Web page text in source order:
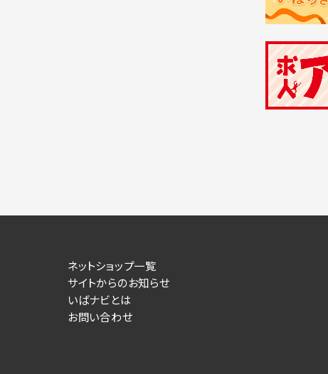
ネットショップ一覧
サイトからのお知らせ
いばナビとは
お問い合わせ